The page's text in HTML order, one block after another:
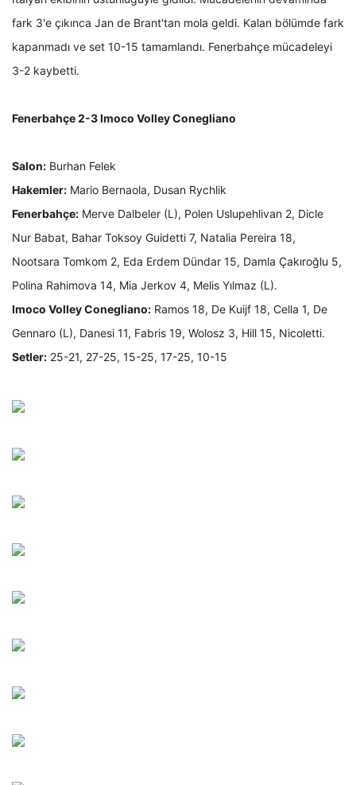
fark 3'e çıkınca Jan de Brant'tan mola geldi. Kalan bölümde fark
kapanmadı ve set 10-15 tamamlandı. Fenerbahçe mücadeleyi
3-2 kaybetti.
Fenerbahçe 2-3 Imoco Volley Conegliano
Salon: Burhan Felek
Hakemler: Mario Bernaola, Dusan Rychlik
Fenerbahçe: Merve Dalbeler (L), Polen Uslupehlivan 2, Dicle
Nur Babat, Bahar Toksoy Guidetti 7, Natalia Pereira 18,
Nootsara Tomkom 2, Eda Erdem Dündar 15, Damla Çakıroğlu 5,
Polina Rahimova 14, Mia Jerkov 4, Melis Yılmaz (L).
Imoco Volley Conegliano: Ramos 18, De Kuijf 18, Cella 1, De
Gennaro (L), Danesi 11, Fabris 19, Wolosz 3, Hill 15, Nicoletti.
Setler: 25-21, 27-25, 15-25, 17-25, 10-15